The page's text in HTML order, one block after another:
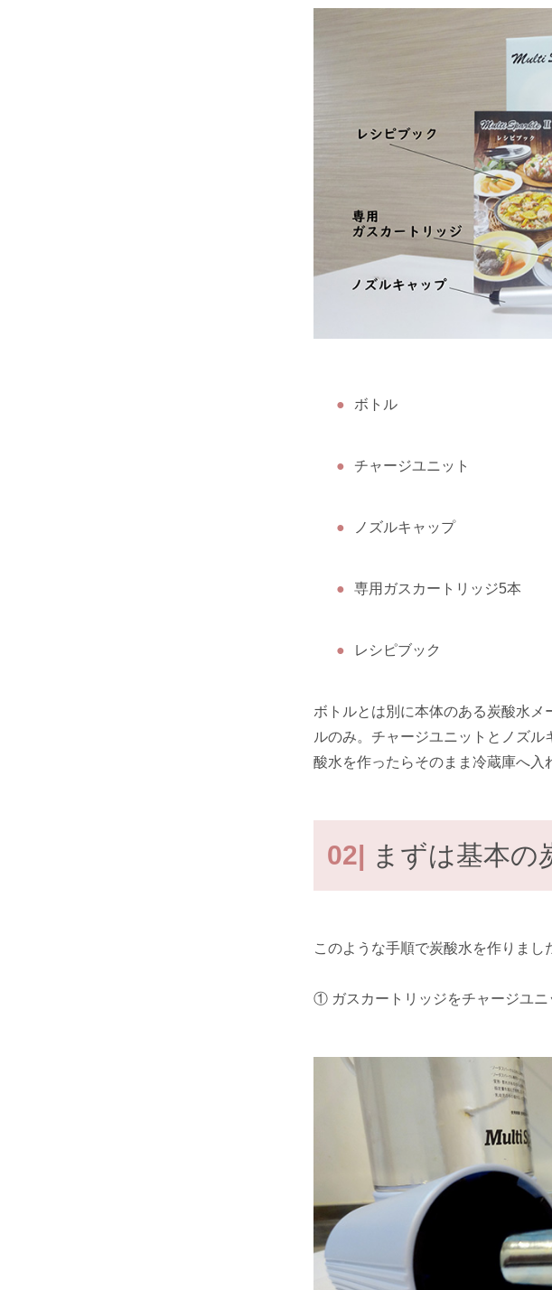
ボトル
チャージユニット
ノズルキャップ
専用ガスカートリッジ5本
レシピブック
ボトルとは別に本体のある炭酸水メ
ルのみ。チャージユニットとノズ
酸水を作ったらそのまま冷蔵庫へ入
02| まずは基本の
このような手順で炭酸水を作りまし
① ガスカートリッジをチャージユニ